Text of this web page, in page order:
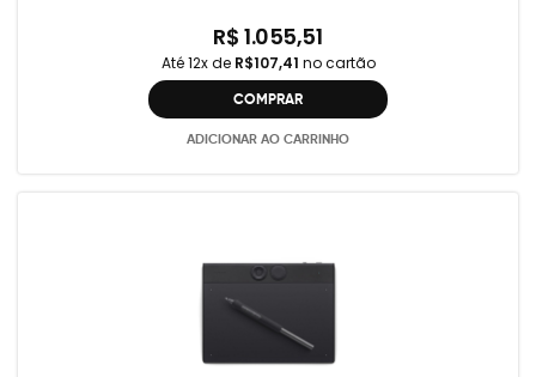
R$ 1.055,51
Até 12x de R$107,41 no cartão
COMPRAR
ADICIONAR AO CARRINHO